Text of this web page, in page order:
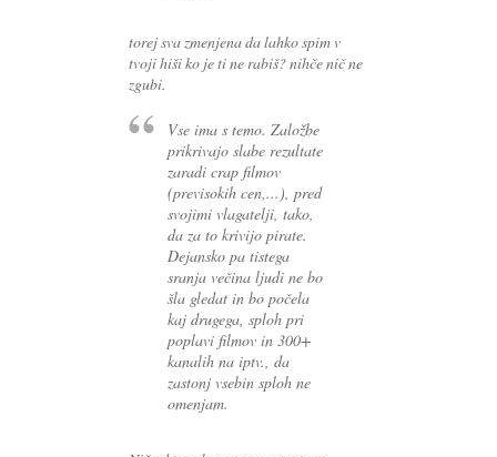
torej sva zmenjena da lahko spim v
tvoji hiši ko je ti ne rabiš? nihče nič ne
zgubi.
Vse ima s temo. Založbe
prikrivajo slabe rezultate
zaradi crap filmov
(previsokih cen,...), pred
svojimi vlagatelji, tako,
da za to krivijo pirate.
Dejansko pa tistega
sranja večina ljudi ne bo
šla gledat in bo počela
kaj drugega, sploh pri
poplavi filmov in 300+
kanalih na iptv., da
zastonj vsebin sploh ne
omenjam.